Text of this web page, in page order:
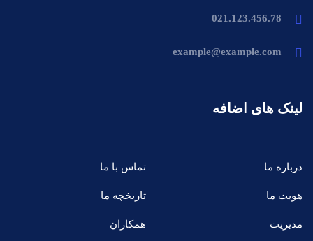
021.123.456.78
example@example.com
لینک های اضافه
درباره ما تماس با ما
هویت ما تاریخچه ما
مدیریت همکاران